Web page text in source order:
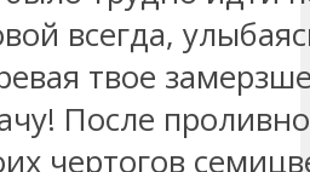
всегда,
твое
После
чертогов